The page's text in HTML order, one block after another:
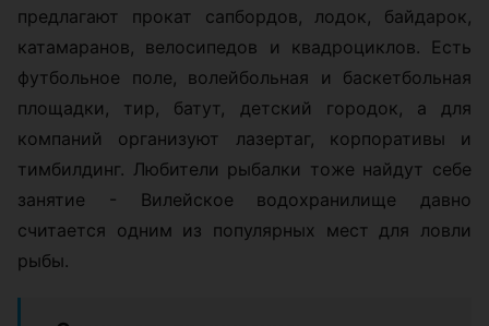
предлагают прокат сапбордов, лодок, байдарок,
катамаранов, велосипедов и квадроциклов. Есть
футбольное поле, волейбольная и баскетбольная
площадки, тир, батут, детский городок, а для
компаний организуют лазертаг, корпоративы и
тимбилдинг. Любители рыбалки тоже найдут себе
занятие - Вилейское водохранилище давно
считается одним из популярных мест для ловли
рыбы.